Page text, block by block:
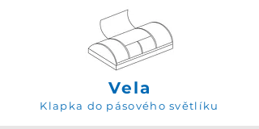
Vela
Klapka do pásového světlíku